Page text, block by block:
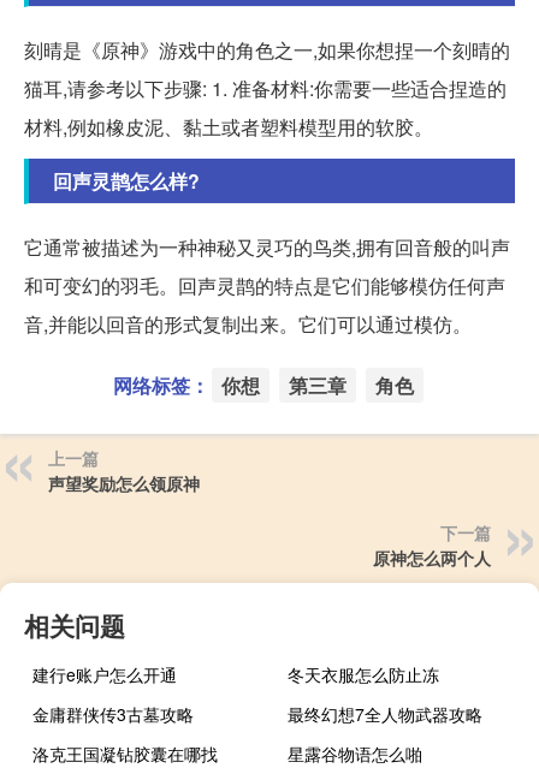
刻晴是《原神》游戏中的角色之一,如果你想捏一个刻晴的
猫耳,请参考以下步骤: 1. 准备材料:你需要一些适合捏造的
材料,例如橡皮泥、黏土或者塑料模型用的软胶。
回声灵鹊怎么样?
它通常被描述为一种神秘又灵巧的鸟类,拥有回音般的叫声
和可变幻的羽毛。回声灵鹊的特点是它们能够模仿任何声
音,并能以回音的形式复制出来。它们可以通过模仿。
网络标签： 你想 第三章 角色
上一篇
声望奖励怎么领原神
下一篇
原神怎么两个人
相关问题
建行e账户怎么开通
冬天衣服怎么防止冻
金庸群侠传3古墓攻略
最终幻想7全人物武器攻略
洛克王国凝钻胶囊在哪找
星露谷物语怎么啪